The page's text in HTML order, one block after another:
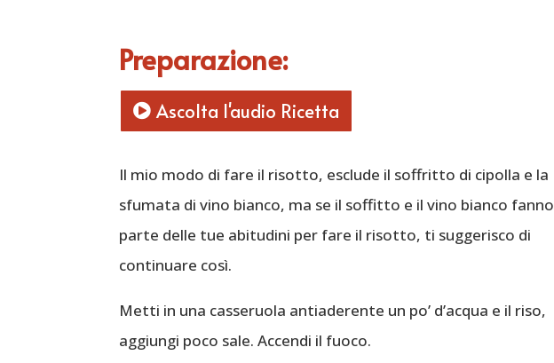
Preparazione:
Ascolta l'audio Ricetta
Il mio modo di fare il risotto, esclude il soffritto di cipolla e la
sfumata di vino bianco, ma se il soffitto e il vino bianco fanno
parte delle tue abitudini per fare il risotto, ti suggerisco di
continuare così.
Metti in una casseruola antiaderente un po’ d’acqua e il riso,
aggiungi poco sale. Accendi il fuoco.